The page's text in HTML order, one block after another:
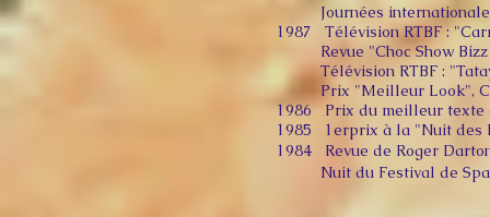
Journées internationales
1987 Télévision RTBF :
Revue "Choc Show Bizz
Télévision RTBF :
Prix "Meilleur Look",
1986 Prix du meilleur texte
1985 1erprix à la "Nuit des
1984 Revue de Roger
Nuit du Festival de Spa